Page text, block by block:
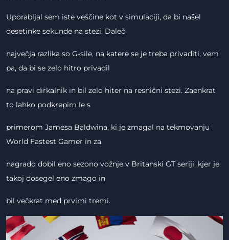
Uporabljal sem iste veščine kot v simulaciji, da bi našel
desetinke sekunde na stezi. Daleč
največja razlika so G-sile, na katere se je treba privaditi, vem
pa, da bi se zelo hitro privadil
na pravi dirkalnik in bil zelo hiter na resnični stezi. Zaenkrat
to lahko podkrepim le s
primerom Jamesa Baldwina, ki je zmagal na tekmovanju
World Fastest Gamer in za
nagrado dobil eno sezono vožnje v Britanski GT seriji, kjer je
takoj dosegel eno zmago in
bil večkrat med prvimi tremi.